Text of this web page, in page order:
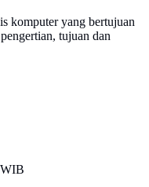
komputer yang bertujuan
tujuan dan